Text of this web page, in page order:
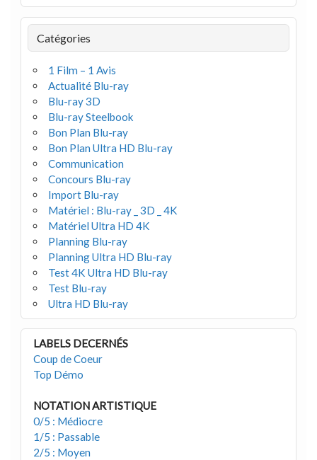
Catégories
1 Film – 1 Avis
Actualité Blu-ray
Blu-ray 3D
Blu-ray Steelbook
Bon Plan Blu-ray
Bon Plan Ultra HD Blu-ray
Communication
Concours Blu-ray
Import Blu-ray
Matériel : Blu-ray _ 3D _ 4K
Matériel Ultra HD 4K
Planning Blu-ray
Planning Ultra HD Blu-ray
Test 4K Ultra HD Blu-ray
Test Blu-ray
Ultra HD Blu-ray
LABELS DECERNÉS
Coup de Coeur
Top Démo
NOTATION ARTISTIQUE
0/5 : Médiocre
1/5 : Passable
2/5 : Moyen